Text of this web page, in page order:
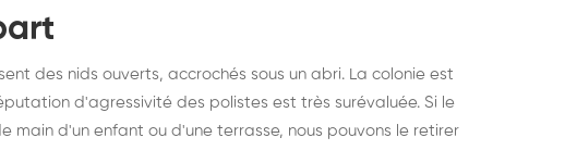
des nids ouverts, accrochés sous un abri. La colonie est
d'agressivité des polistes est très surévaluée. Si le
d'un enfant ou d'une terrasse, nous pouvons le retirer